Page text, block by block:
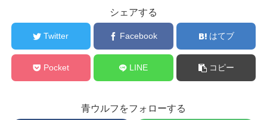
シェアする
Twitter Facebook はてブ
Pocket LINE コピー
青ウルフをフォローする